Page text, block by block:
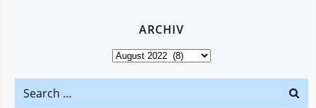
ARCHIV
Archiv
Search